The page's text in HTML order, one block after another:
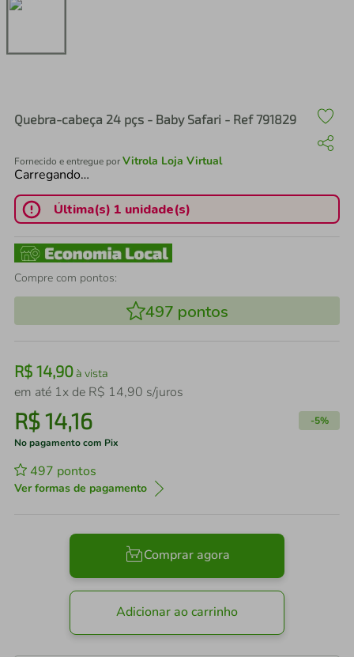
Quebra-cabeça 24 pçs - Baby Safari - Ref 791829
Fornecido e entregue porVitrola Loja Virtual
Carregando…
Última(s) 1 unidade(s)
Compre com pontos:
497 pontos
R$ 14,90à vista
em até 1x de R$ 14,90 s/juros
R$14,16 -5%
No pagamento com Pix
497 pontos
Ver formas de pagamento
Comprar agora
Adicionar ao carrinho